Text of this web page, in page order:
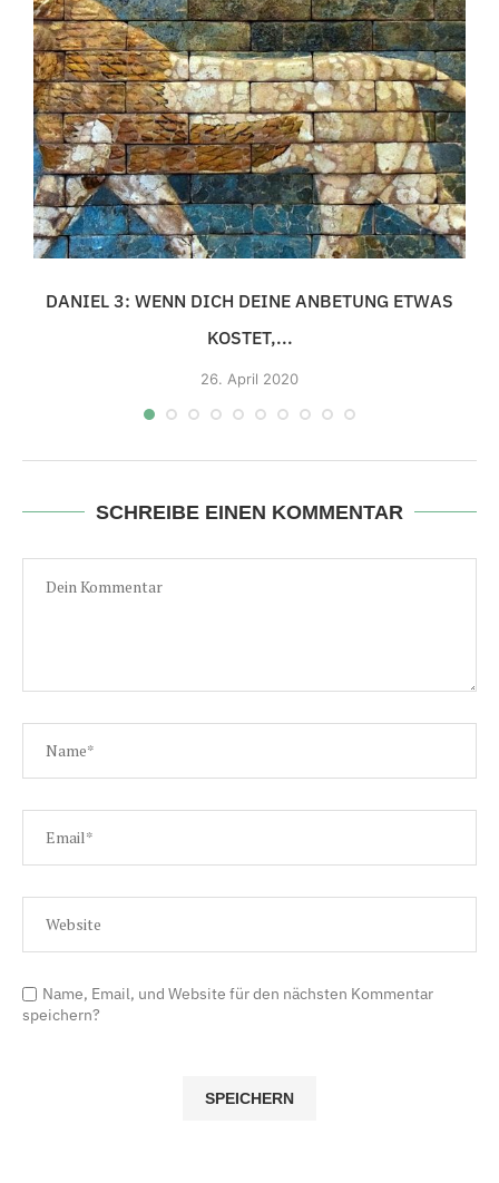
DANIEL 3: WENN DICH DEINE ANBETUNG ETWAS
KOSTET,...
26. April 2020
SCHREIBE EINEN KOMMENTAR
Name, Email, und Website für den nächsten Kommentar
speichern?